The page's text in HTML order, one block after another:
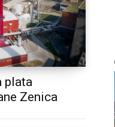
plata
Zenica